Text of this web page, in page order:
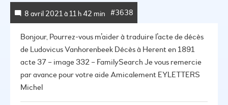
8 avril 2021 à 11 h 42 min #3638
Bonjour, Pourrez-vous m’aider à traduire l’acte de décès
de Ludovicus Vanhorenbeek Décès à Herent en 1891
acte 37 – image 332 – FamilySearch Je vous remercie
par avance pour votre aideAmicalement EYLETTERS
Michel